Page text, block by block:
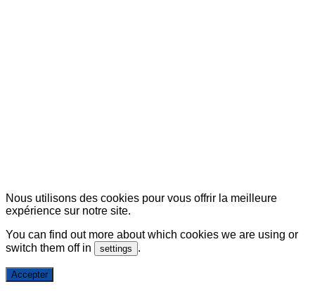
Nous utilisons des cookies pour vous offrir la meilleure
expérience sur notre site.
You can find out more about which cookies we are using or
switch them off in
settings .
Accepter